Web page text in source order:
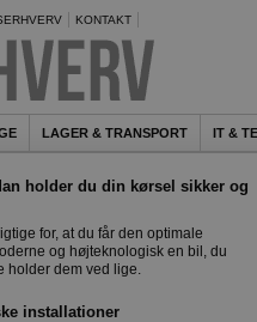
KONTAKT
LAGER & TRANSPORT IT &
holder du din kørsel sikker og
for, at du får den optimale
og højteknologisk en bil, du
holder dem ved lige.
installationer